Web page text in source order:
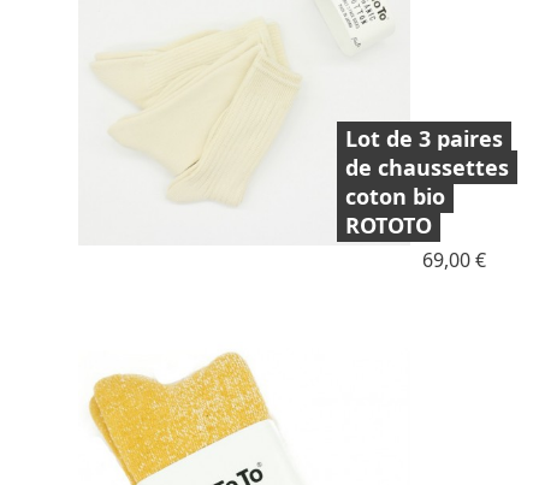
Lot de 3 paires
de chaussettes
coton bio
ROTOTO
Prix
69,00 €